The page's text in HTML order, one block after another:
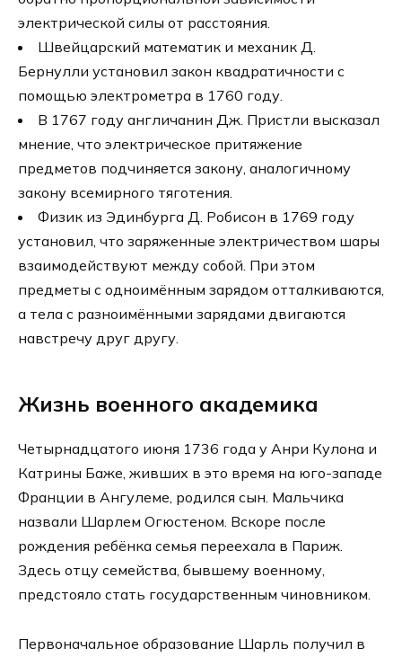
электрической силы от расстояния.
Швейцарский математик и механик Д.
Бернулли установил закон квадратичности с
помощью электрометра в 1760 году.
В 1767 году англичанин Дж. Пристли высказал
мнение, что электрическое притяжение
предметов подчиняется закону, аналогичному
закону всемирного тяготения.
Физик из Эдинбурга Д. Робисон в 1769 году
установил, что заряженные электричеством шары
взаимодействуют между собой. При этом
предметы с одноимённым зарядом отталкиваются,
а тела с разноимёнными зарядами двигаются
навстречу друг другу.
Жизнь военного академика
Четырнадцатого июня 1736 года у Анри Кулона и
Катрины Баже, живших в это время на юго-западе
Франции в Ангулеме, родился сын. Мальчика
назвали Шарлем Огюстеном. Вскоре после
рождения ребёнка семья переехала в Париж.
Здесь отцу семейства, бывшему военному,
предстояло стать государственным чиновником.
Первоначальное образование Шарль получил в